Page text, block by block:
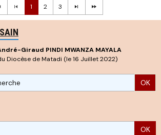
1 2 3
Giraud PINDI MWANZA MAYALA
Diocèse de Matadi (le 16 Juillet 2022)
OK
OK